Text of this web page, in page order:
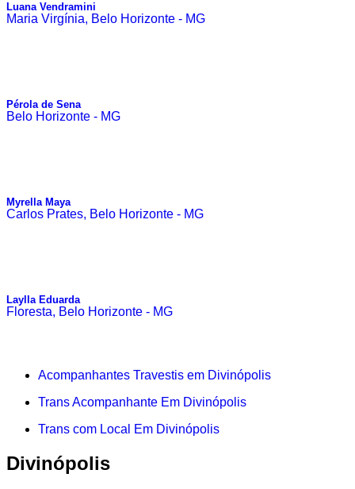
Luana Vendramini
Maria Virgínia, Belo Horizonte - MG
Pérola de Sena
Belo Horizonte - MG
Myrella Maya
Carlos Prates, Belo Horizonte - MG
Laylla Eduarda
Floresta, Belo Horizonte - MG
Acompanhantes Travestis em Divinópolis
Trans Acompanhante Em Divinópolis
Trans com Local Em Divinópolis
Divinópolis